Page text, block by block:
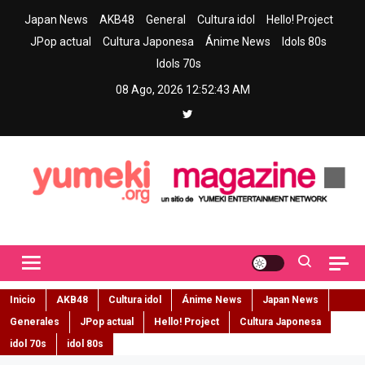
Japan News AKB48 General Cultura idol
Hello! Project
JPop actual
Cultura Japonesa Ánime News
Idols 80s
Idols 70s
08 Ago, 2026 12:52:44 AM
Inicio AKB48 Cultura idol Ánime News
Japan News
Generales
JPop actual Hello! Project
Cultura Japonesa
idol 70s
idol 80s